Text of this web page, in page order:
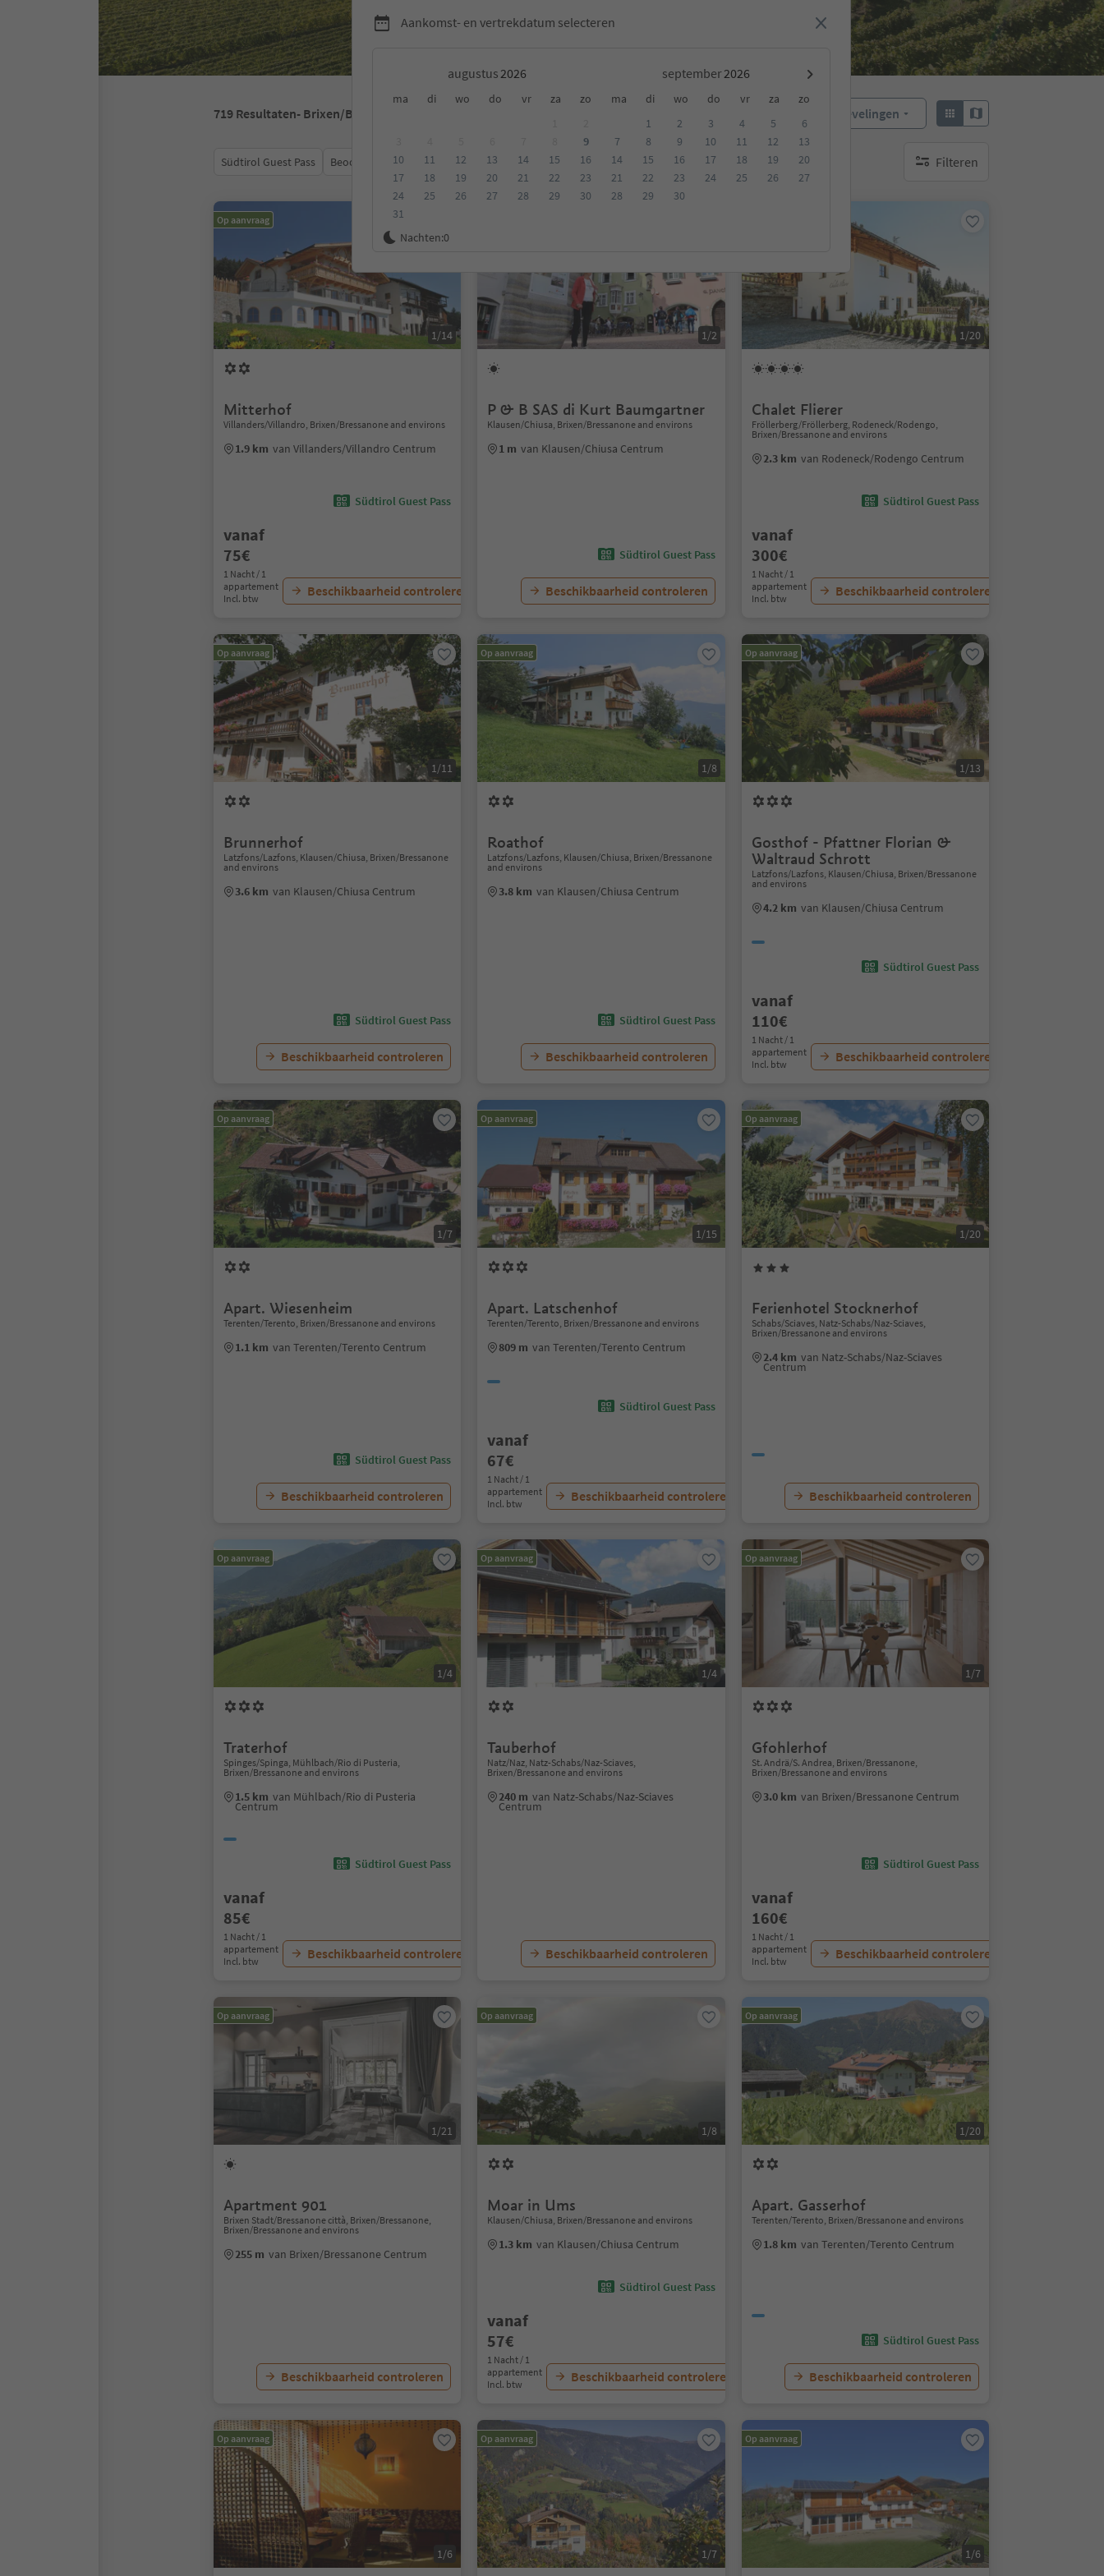
Aankomst- en vertrekdatum selecteren
augustus september
ma di wo do vr za zo ma di wo do vr za
zo
9
10
11 12 13 14 15
16
17
18 19 20 21 22
23
24
25 26 27 28 29
30
31
1 2 3 4 5
6
7
8 9 10 11 12
13
14
15 16 17 18 19
20
21
22 23 24 25 26
27
28
29 30
Nachten:0
719 Resultaten- Brixen/Bressanone en omgeving Aanbevelingen
Südtirol Guest Pass Beoordeling Categorie Type catering Duurzame accommodatie Filteren
geen actieve filters
Op aanvraag
1/14
Mitterhof
Villanders/Villandro, Brixen/Bressanone and environs
1.9 km van Villanders/Villandro Centrum
Südtirol Guest Pass
vanaf
75€
1 Nacht / 1
appartement
Incl. btw
Beschikbaarheid controleren
1/2
P & B SAS di Kurt Baumgartner
Klausen/Chiusa, Brixen/Bressanone and environs
1 m van Klausen/Chiusa Centrum
Südtirol Guest Pass
Beschikbaarheid controleren
1/20
Chalet Flierer
Fröllerberg/Fröllerberg, Rodeneck/Rodengo,
Brixen/Bressanone and environs
2.3 km van Rodeneck/Rodengo Centrum
Südtirol Guest Pass
vanaf
300€
1 Nacht / 1
appartement
Incl. btw
Beschikbaarheid controleren
Op aanvraag
1/11
Brunnerhof
Latzfons/Lazfons, Klausen/Chiusa, Brixen/Bressanone
and environs
3.6 km van Klausen/Chiusa Centrum
Südtirol Guest Pass
Beschikbaarheid controleren
Op aanvraag
1/8
Roathof
Latzfons/Lazfons, Klausen/Chiusa, Brixen/Bressanone
and environs
3.8 km van Klausen/Chiusa Centrum
Südtirol Guest Pass
Beschikbaarheid controleren
Op aanvraag
1/13
Gosthof - Pfattner Florian &
Waltraud Schrott
Latzfons/Lazfons, Klausen/Chiusa, Brixen/Bressanone
and environs
4.2 km van Klausen/Chiusa Centrum
Südtirol Guest Pass
vanaf
110€
1 Nacht / 1
appartement
Incl. btw
Beschikbaarheid controleren
Op aanvraag
1/7
Apart. Wiesenheim
Terenten/Terento, Brixen/Bressanone and environs
1.1 km van Terenten/Terento Centrum
Südtirol Guest Pass
Beschikbaarheid controleren
Op aanvraag
1/15
Apart. Latschenhof
Terenten/Terento, Brixen/Bressanone and environs
809 m van Terenten/Terento Centrum
Südtirol Guest Pass
vanaf
67€
1 Nacht / 1
appartement
Incl. btw
Beschikbaarheid controleren
Op aanvraag
1/20
Ferienhotel Stocknerhof
Schabs/Sciaves, Natz-Schabs/Naz-Sciaves,
Brixen/Bressanone and environs
2.4 km van Natz-Schabs/Naz-Sciaves
Centrum
Beschikbaarheid controleren
Op aanvraag
1/4
Traterhof
Spinges/Spinga, Mühlbach/Rio di Pusteria,
Brixen/Bressanone and environs
1.5 km van Mühlbach/Rio di Pusteria
Centrum
Südtirol Guest Pass
vanaf
85€
1 Nacht / 1
appartement
Incl. btw
Beschikbaarheid controleren
Op aanvraag
1/4
Tauberhof
Natz/Naz, Natz-Schabs/Naz-Sciaves,
Brixen/Bressanone and environs
240 m van Natz-Schabs/Naz-Sciaves
Centrum
Beschikbaarheid controleren
Op aanvraag
1/7
Gfohlerhof
St. Andrä/S. Andrea, Brixen/Bressanone,
Brixen/Bressanone and environs
3.0 km van Brixen/Bressanone Centrum
Südtirol Guest Pass
vanaf
160€
1 Nacht / 1
appartement
Incl. btw
Beschikbaarheid controleren
Op aanvraag
1/21
Apartment 901
Brixen Stadt/Bressanone città, Brixen/Bressanone,
Brixen/Bressanone and environs
255 m van Brixen/Bressanone Centrum
Beschikbaarheid controleren
Op aanvraag
1/8
Moar in Ums
Klausen/Chiusa, Brixen/Bressanone and environs
1.3 km van Klausen/Chiusa Centrum
Südtirol Guest Pass
vanaf
57€
1 Nacht / 1
appartement
Incl. btw
Beschikbaarheid controleren
Op aanvraag
1/20
Apart. Gasserhof
Terenten/Terento, Brixen/Bressanone and environs
1.8 km van Terenten/Terento Centrum
Südtirol Guest Pass
Beschikbaarheid controleren
Op aanvraag
1/6
Op aanvraag
1/7
Op aanvraag
1/6